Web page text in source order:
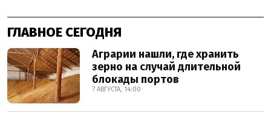
ГЛАВНОЕ СЕГОДНЯ
Аграрии нашли, где хранить
зерно на случай длительной
блокады портов
7 АВГУСТА, 14:00